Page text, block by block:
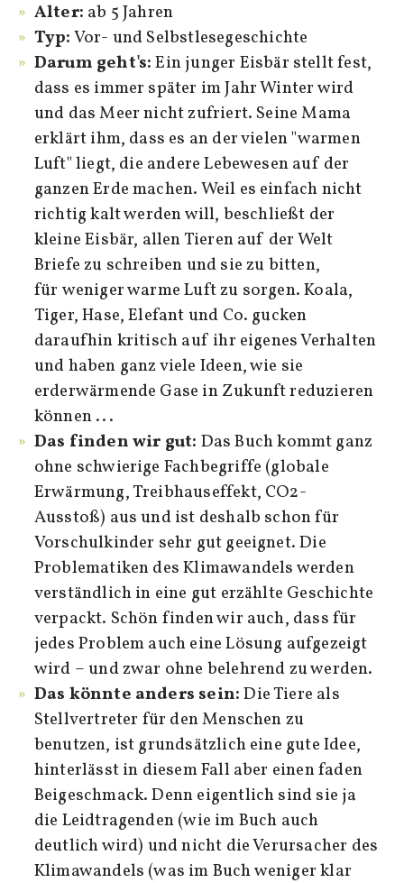
Alter: ab 5 Jahren
Typ:Vor- und Selbstlesegeschichte
Darum geht's:Ein junger Eisbär stelltfest,
dass es immer später im Jahr Winter wird
und das Meer nicht zufriert. Seine Mama
erklärt ihm, dass es an der vielen "warmen
Luft" liegt, die andere Lebewesen auf der
ganzen Erde machen. Weil es einfach nicht
richtig kalt werden will, beschließt der
kleine Eisbär, allen Tieren auf der Welt
Briefe zu schreiben und sie zu bitten,
für weniger warme Luft zu sorgen. Koala,
Tiger, Hase, Elefant und Co. gucken
daraufhin kritisch auf ihr eigenes Verhalten
und haben ganz viele Ideen, wie sie
erderwärmende Gase in Zukunft reduzieren
können ...
Das finden wir gut: Das Buch kommt ganz
ohne schwierige Fachbegriffe (globale
Erwärmung, Treibhauseffekt, CO2-
Ausstoß) aus und ist deshalb schon für
Vorschulkinder sehr gut geeignet. Die
Problematiken des Klimawandels werden
verständlich in eine gut erzählte Geschichte
verpackt. Schön finden wir auch, dass für
jedes Problem auch eine Lösung aufgezeigt
wird – und zwar ohne belehrend zu werden.
Das könnte anders sein:Die Tiere als
Stellvertreter für den Menschen zu
benutzen, ist grundsätzlich eine gute Idee,
hinterlässt in diesem Fall aber einen faden
Beigeschmack. Denn eigentlich sind sie ja
die Leidtragenden (wie im Buch auch
deutlich wird) und nicht die Verursacher des
Klimawandels (was im Buch weniger klar